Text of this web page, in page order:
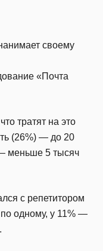
своему
«Почта
тратят на это
(26%) — до 20
меньше 5 тысяч
с репетитором
одному, у 11% —